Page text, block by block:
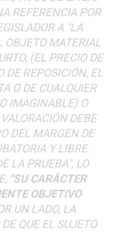
REFERENCIA POR
A "LA
OBJETO MATERIAL
(EL PRECIO DE
DE REPOSICIÓN, EL
O DE CUALQUIER
IMAGINABLE) O
DEBE
DEL MARGEN DE
Y LIBRE
LA PRUEBA", LO
"SU CARÁCTER
OBJETIVO
UN LADO, LA
QUE EL SUJETO